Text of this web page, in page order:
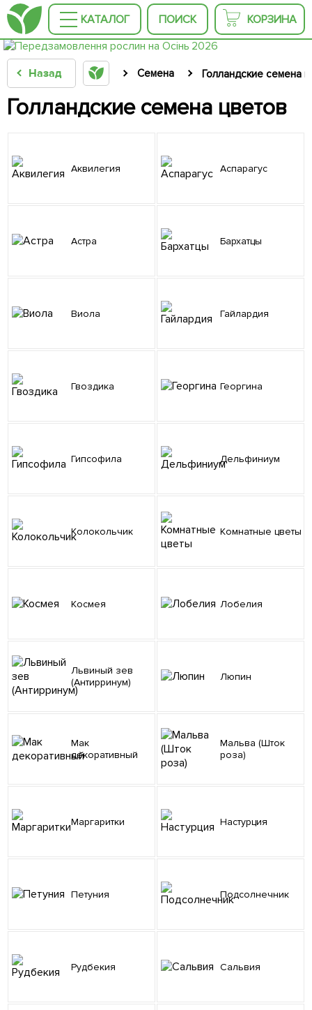
КАТАЛОГ ПОИСК КОРЗИНА
Назад Семена Голландские семена
Голландские семена цветов
Аквилегия Аспарагус
Астра Бархатцы
Виола Гайлардия
Гвоздика Георгина
Гипсофила Дельфиниум
Колокольчик Комнатные цветы
Космея Лобелия
Львиный зев
(Антирринум)
Люпин
Мак
декоративный
Мальва (Шток
роза)
Маргаритки Настурция
Петуния Подсолнечник
Рудбекия Сальвия